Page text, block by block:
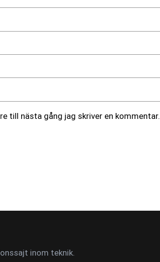
till nästa gång jag skriver en kommentar.
inom teknik.